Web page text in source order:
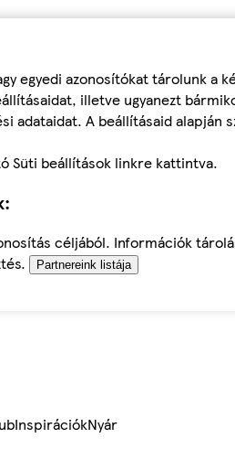
egyedi azonosítókat tárolunk a
illetve ugyanezt
A beállításaid alapján
Süti beállítások linkre kattintva.
céljából. Információk
Partnereink listája
InspirációkNyár